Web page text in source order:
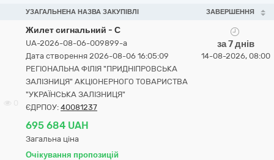
УЗАГАЛЬНЕНА НАЗВА ЗАКУПІВЛІ ЗАВЕРШЕННЯ
Жилет сигнальний - С
UA-2026-08-06-009899-a
Дата створення 2026-08-06 16:05:09
РЕГІОНАЛЬНА ФІЛІЯ "ПРИДНІПРОВСЬКА
ЗАЛІЗНИЦЯ" АКЦІОНЕРНОГО ТОВАРИСТВА
"УКРАЇНСЬКА ЗАЛІЗНИЦЯ"
ЄДРПОУ: 40081237
695 684 UAH
Загальна ціна
Очікування пропозицій
за 7 днів
14-08-2026, 08:00